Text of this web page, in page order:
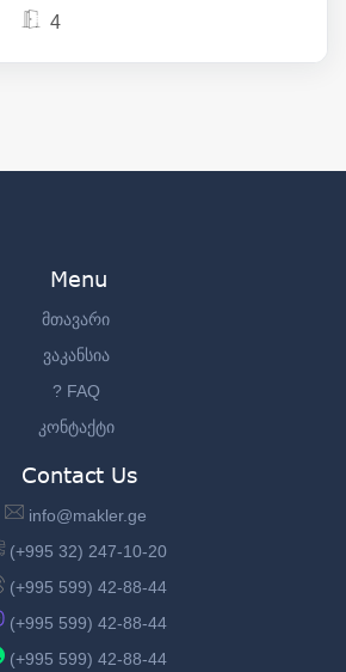
4
Menu
მთავარი
ვაკანსია
? FAQ
კონტაქტი
Contact Us
info@makler.ge
(+995 32) 247-10-20
(+995 599) 42-88-44
(+995 599) 42-88-44
(+995 599) 42-88-44